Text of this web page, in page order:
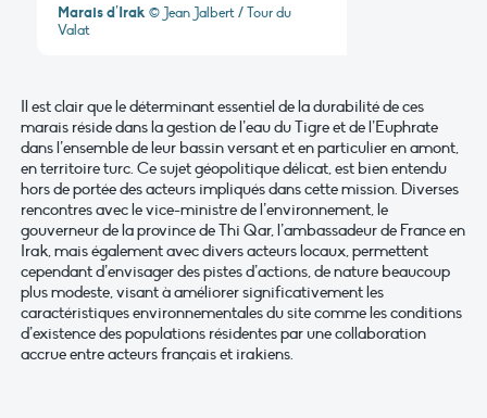
Marais d’Irak© Jean Jalbert / Tour du
Valat
Il est clair que le déterminant essentiel de la durabilité de ces
marais réside dans la gestion de l’eau du Tigre et de l’Euphrate
dans l’ensemble de leur bassin versant et en particulier en amont,
en territoire turc. Ce sujet géopolitique délicat, est bien entendu
hors de portée des acteurs impliqués dans cette mission. Diverses
rencontres avec le vice-ministre de l’environnement, le
gouverneur de la province de Thi Qar, l’ambassadeur de France en
Irak, mais également avec divers acteurs locaux, permettent
cependant d’envisager des pistes d’actions, de nature beaucoup
plus modeste, visant à améliorer significativement les
caractéristiques environnementales du site comme les conditions
d’existence des populations résidentes par une collaboration
accrue entre acteurs français et irakiens.